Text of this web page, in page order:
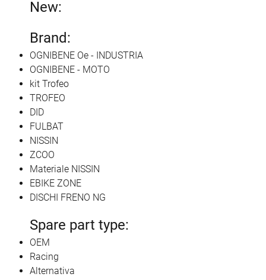
New:
Brand:
OGNIBENE Oe - INDUSTRIA
OGNIBENE - MOTO
kit Trofeo
TROFEO
DID
FULBAT
NISSIN
ZCOO
Materiale NISSIN
EBIKE ZONE
DISCHI FRENO NG
Spare part type:
OEM
Racing
Alternativa